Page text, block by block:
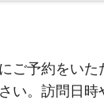
ご予約をい
い。訪問日